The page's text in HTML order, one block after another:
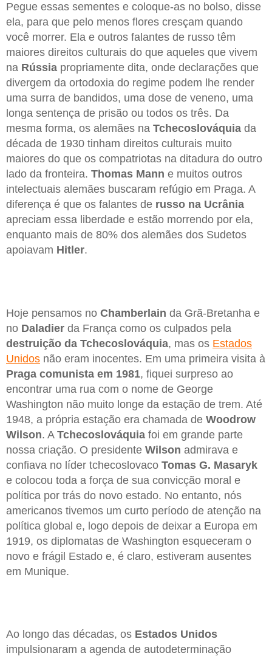
Pegue essas sementes e coloque-as no bolso, disse
ela, para que pelo menos flores cresçam quando
você morrer. Ela e outros falantes de russo têm
maiores direitos culturais do que aqueles que vivem
na Rússia propriamente dita, onde declarações que
divergem da ortodoxia do regime podem lhe render
uma surra de bandidos, uma dose de veneno, uma
longa sentença de prisão ou todos os três. Da
mesma forma, os alemães na Tchecoslováquia da
década de 1930 tinham direitos culturais muito
maiores do que os compatriotas na ditadura do outro
lado da fronteira. Thomas Mann e muitos outros
intelectuais alemães buscaram refúgio em Praga. A
diferença é que os falantes de russo na Ucrânia
apreciam essa liberdade e estão morrendo por ela,
enquanto mais de 80% dos alemães dos Sudetos
apoiavam Hitler.
Hoje pensamos no Chamberlain da Grã-Bretanha e
no Daladier da França como os culpados pela
destruição da Tchecoslováquia, mas os Estados
Unidos não eram inocentes. Em uma primeira visita à
Praga comunista em 1981, fiquei surpreso ao
encontrar uma rua com o nome de George
Washington não muito longe da estação de trem. Até
1948, a própria estação era chamada de Woodrow
Wilson. A Tchecoslováquia foi em grande parte
nossa criação. O presidente Wilson admirava e
confiava no líder tchecoslovaco Tomas G. Masaryk
e colocou toda a força de sua convicção moral e
política por trás do novo estado. No entanto, nós
americanos tivemos um curto período de atenção na
política global e, logo depois de deixar a Europa em
1919, os diplomatas de Washington esqueceram o
novo e frágil Estado e, é claro, estiveram ausentes
em Munique.
Ao longo das décadas, os Estados Unidos
impulsionaram a agenda de autodeterminação